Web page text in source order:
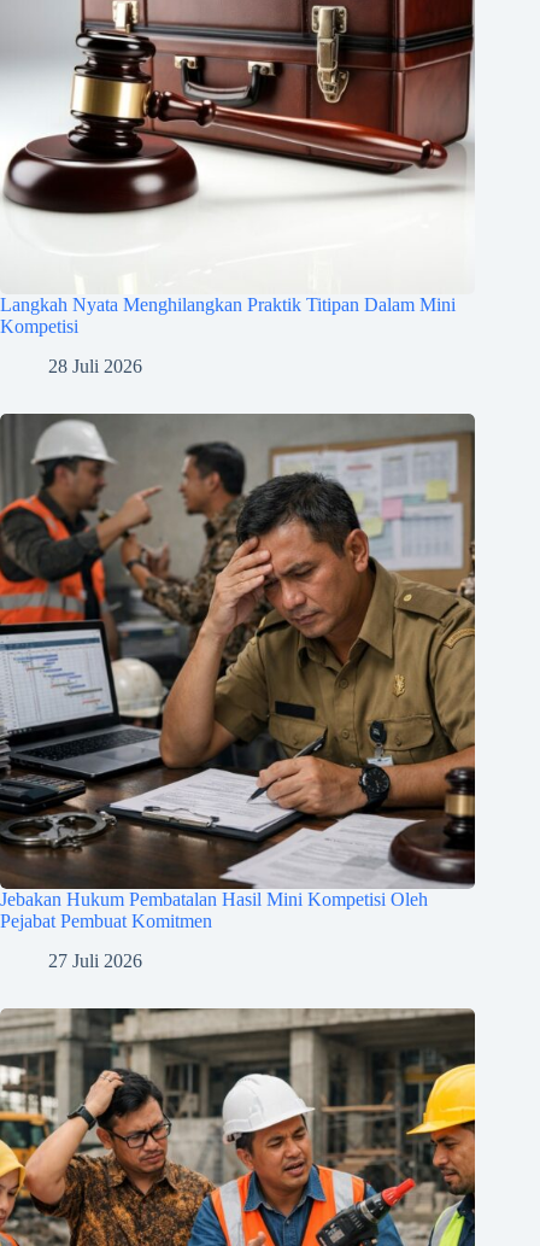
Langkah Nyata Menghilangkan Praktik Titipan Dalam Mini
Kompetisi
28 Juli 2026
Jebakan Hukum Pembatalan Hasil Mini Kompetisi Oleh
Pejabat Pembuat Komitmen
27 Juli 2026